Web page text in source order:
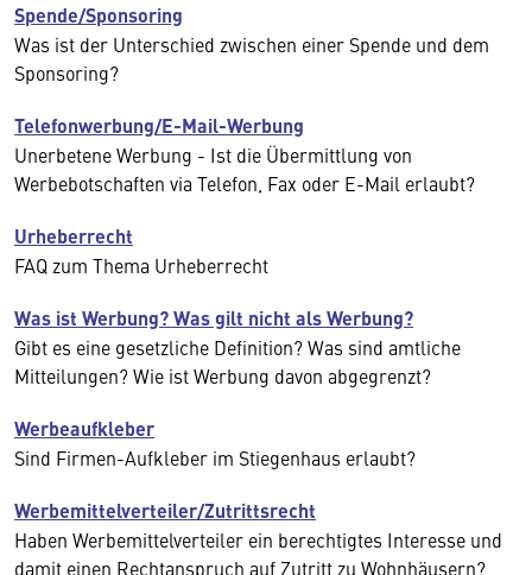
Spende/Sponsoring
Was ist der Unterschied zwischen einer Spende und dem
Sponsoring?
Telefonwerbung/E-Mail-Werbung
Unerbetene Werbung - Ist die Übermittlung von
Werbebotschaften via Telefon, Fax oder E-Mail erlaubt?
Urheberrecht
FAQ zum Thema Urheberrecht
Was ist Werbung? Was gilt nicht als Werbung?
Gibt es eine gesetzliche Definition? Was sind amtliche
Mitteilungen? Wie ist Werbung davon abgegrenzt?
Werbeaufkleber
Sind Firmen-Aufkleber im Stiegenhaus erlaubt?
Werbemittelverteiler/Zutrittsrecht
Haben Werbemittelverteiler ein berechtigtes Interesse und
damit einen Rechtanspruch auf Zutritt zu Wohnhäusern?